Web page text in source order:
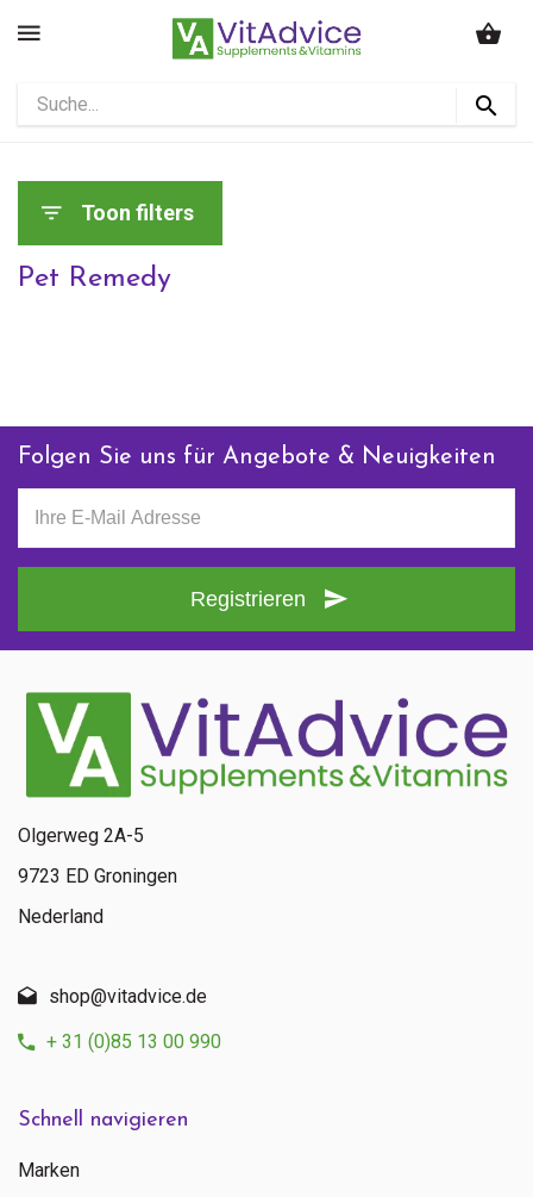
Toon filters
Pet Remedy
Folgen Sie uns für Angebote & Neuigkeiten
Registrieren
Schnell navigieren
Marken
Olgerweg 2A-5
9723 ED Groningen
Nederland
shop@vitadvice.de
+ 31 (0)85 13 00 990